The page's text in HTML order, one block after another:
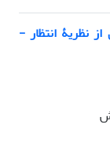
نظریۀ انتظار -